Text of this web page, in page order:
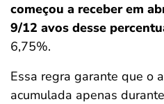
começou a receber em
9/12 avos desse
6,75%.
Essa regra garante que o
acumulada apenas